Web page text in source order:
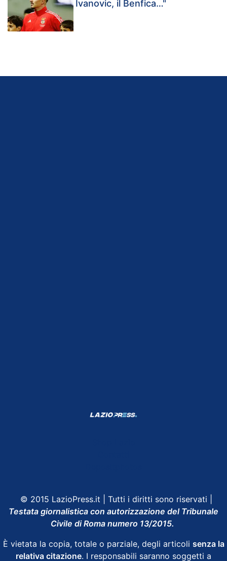
Ivanovic, il Benfica…"
© 2015 LazioPress.it | Tutti i diritti sono riservati |
Testata giornalistica con autorizzazione del Tribunale
Civile di Roma numero 13/2015.
È vietata la copia, totale o parziale, degli articoli senza la
relativa citazione. I responsabili saranno soggetti a